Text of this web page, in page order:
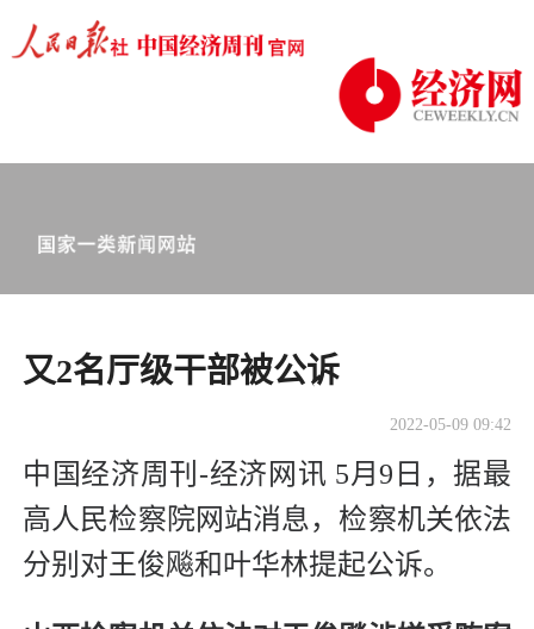
又2名厅级干部被公诉
2022-05-09 09:42
中国经济周刊-经济网讯 5月9日，据最
高人民检察院网站消息，检察机关依法
分别对王俊飚和叶华林提起公诉。